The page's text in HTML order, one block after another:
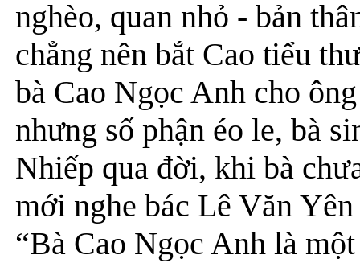
nghèo, quan nhỏ - bản
chẳng nên bắt Cao tiểu
bà Cao Ngọc Anh cho
nhưng số phận éo le, bà
Nhiếp qua đời, khi bà
mới nghe bác Lê Văn
“Bà Cao Ngọc Anh là